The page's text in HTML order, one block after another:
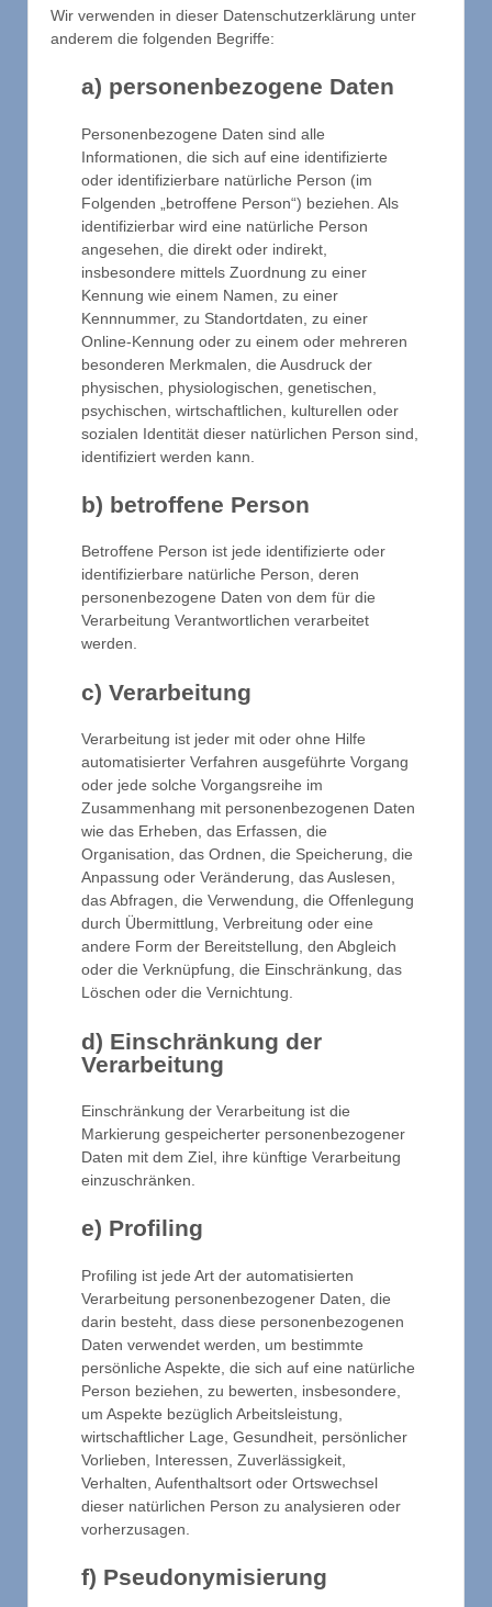
Wir verwenden in dieser Datenschutzerklärung unter
anderem die folgenden Begriffe:
a) personenbezogene Daten
Personenbezogene Daten sind alle
Informationen, die sich auf eine identifizierte
oder identifizierbare natürliche Person (im
Folgenden „betroffene Person“) beziehen. Als
identifizierbar wird eine natürliche Person
angesehen, die direkt oder indirekt,
insbesondere mittels Zuordnung zu einer
Kennung wie einem Namen, zu einer
Kennnummer, zu Standortdaten, zu einer
Online-Kennung oder zu einem oder mehreren
besonderen Merkmalen, die Ausdruck der
physischen, physiologischen, genetischen,
psychischen, wirtschaftlichen, kulturellen oder
sozialen Identität dieser natürlichen Person sind,
identifiziert werden kann.
b) betroffene Person
Betroffene Person ist jede identifizierte oder
identifizierbare natürliche Person, deren
personenbezogene Daten von dem für die
Verarbeitung Verantwortlichen verarbeitet
werden.
c) Verarbeitung
Verarbeitung ist jeder mit oder ohne Hilfe
automatisierter Verfahren ausgeführte Vorgang
oder jede solche Vorgangsreihe im
Zusammenhang mit personenbezogenen Daten
wie das Erheben, das Erfassen, die
Organisation, das Ordnen, die Speicherung, die
Anpassung oder Veränderung, das Auslesen,
das Abfragen, die Verwendung, die Offenlegung
durch Übermittlung, Verbreitung oder eine
andere Form der Bereitstellung, den Abgleich
oder die Verknüpfung, die Einschränkung, das
Löschen oder die Vernichtung.
d) Einschränkung der
Verarbeitung
Einschränkung der Verarbeitung ist die
Markierung gespeicherter personenbezogener
Daten mit dem Ziel, ihre künftige Verarbeitung
einzuschränken.
e) Profiling
Profiling ist jede Art der automatisierten
Verarbeitung personenbezogener Daten, die
darin besteht, dass diese personenbezogenen
Daten verwendet werden, um bestimmte
persönliche Aspekte, die sich auf eine natürliche
Person beziehen, zu bewerten, insbesondere,
um Aspekte bezüglich Arbeitsleistung,
wirtschaftlicher Lage, Gesundheit, persönlicher
Vorlieben, Interessen, Zuverlässigkeit,
Verhalten, Aufenthaltsort oder Ortswechsel
dieser natürlichen Person zu analysieren oder
vorherzusagen.
f) Pseudonymisierung